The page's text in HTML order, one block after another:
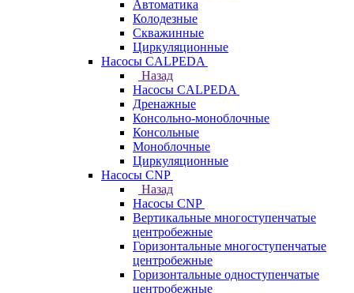
Автоматика
Колодезные
Скважинные
Циркуляционные
Насосы CALPEDA
Назад
Насосы CALPEDA
Дренажные
Консольно-моноблочные
Консольные
Моноблочные
Циркуляционные
Насосы CNP
Назад
Насосы CNP
Вертикальные многоступенчатые
центробежные
Горизонтальные многоступенчатые
центробежные
Горизонтальные одноступенчатые
центробежные